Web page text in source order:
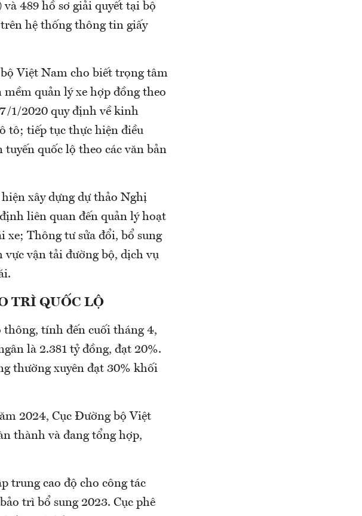
489 hồ sơ giải quyết tại bộ
hệ thống thông tin giấy
Việt Nam cho biết trọng tâm
quản lý xe hợp đồng theo
1/2020 quy định về kinh
tô; tiếp tục thực hiện điều
quốc lộ theo các văn bản
xây dựng dự thảo Nghị
liên quan đến quản lý hoạt
xe; Thông tư sửa đổi, bổ sung
vực vận tải đường bộ, dịch vụ
TRÌ QUỐC LỘ
thông, tính đến cuối tháng 4,
là 2.381 tỷ đồng, đạt 20%.
thường xuyên đạt 30% khối
2024, Cục Đường bộ Việt
thành và đang tổng hợp,
trung cao độ cho công tác
trì bổ sung 2023. Cục phê